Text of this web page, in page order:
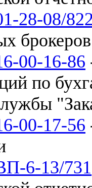
28-08/
брокеров
00-16-86
по
00-17-56
6-13/731